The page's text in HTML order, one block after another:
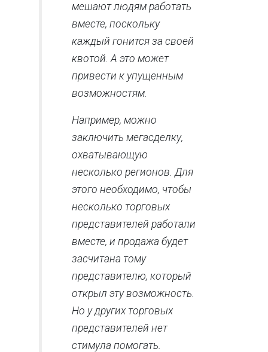
мешают людям работать
вместе, поскольку
каждый гонится за своей
квотой. А это может
привести к упущенным
возможностям.
Например, можно
заключить мегасделку,
охватывающую
несколько регионов. Для
этого необходимо, чтобы
несколько торговых
представителей работали
вместе, и продажа будет
засчитана тому
представителю, который
открыл эту возможность.
Но у других торговых
представителей нет
стимула помогать.